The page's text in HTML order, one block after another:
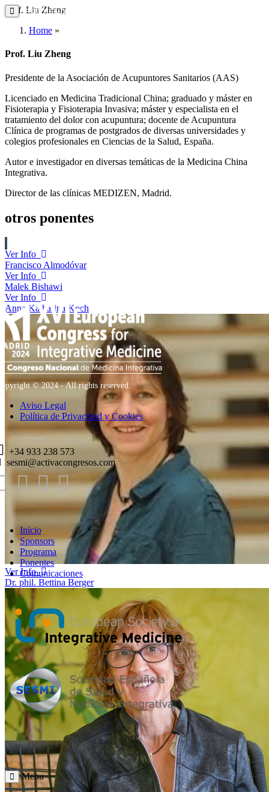
ESP ENG
Prof. Liu Zheng
Home »
Prof. Liu Zheng
Presidente de la Asociación de Acupuntores Sanitarios (AAS)
Licenciado en Medicina Tradicional China; graduado y máster en
Fisioterapia y Fisioterapia Invasiva; máster y especialista en el
tratamiento del dolor con acupuntura; docente de Acupuntura
Clínica de programas de postgrados de diversas universidades y
colegios profesionales en Ciencias de la Salud, España.
Autor e investigador en diversas temáticas de la Medicina China
Integrativa.
Director de las clínicas MEDIZEN, Madrid.
otros ponentes
Ver Info
Francisco Almodóvar
Ver Info
Malek Bishawi
Ver Info
Anna Katharina Koch
Ver Info
Dr. phil. Bettina Berger
© 2024 - All rights reserved.
Aviso Legal
Política de Privacidad y Cookies
+34 933 238 573
sesmi@activacongresos.com
Inicio
Sponsors
Programa
Ponentes
Comunicaciones
Menu